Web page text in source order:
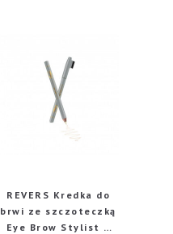
REVERS Kredka do
brwi ze szczoteczką
Eye Brow Stylist –